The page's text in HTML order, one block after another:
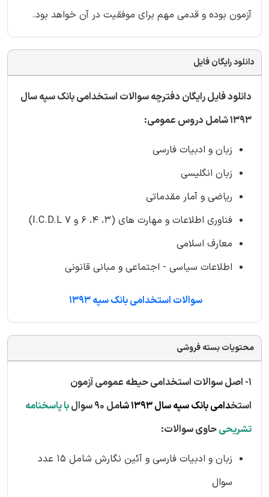
آزمون بوده و قدمی مهم برای موفقیت در آن خواهد بود.
دانلود رایگان فایل
دانلود فایل رایگان دفترچه سوالات استخدامی بانک سپه سال
1393 شامل دروس عمومی:
زبان و ادبیات فارسی
زبان انگلیسی
ریاضی و آمار مقدماتی
فناوری اطلاعات و مهارت های (3، 4، 6 و 7 I.C.D.L)
معارف اسلامی
اطلاعات سیاسی - اجتماعی و مبانی قانونی
سوالات استخدامی بانک سپه 1393
محتویات بسته فروشی
1- اصل سوالات استخدامی حیطه عمومی آزمون
استخدامی بانک سپه سال 1393 شا مل 90 سوال باپاسخنامه
تشریحیحاوی سوالات:
زبان و ادبیات فارسی و آئین نگارش شامل 15 عدد
سوال